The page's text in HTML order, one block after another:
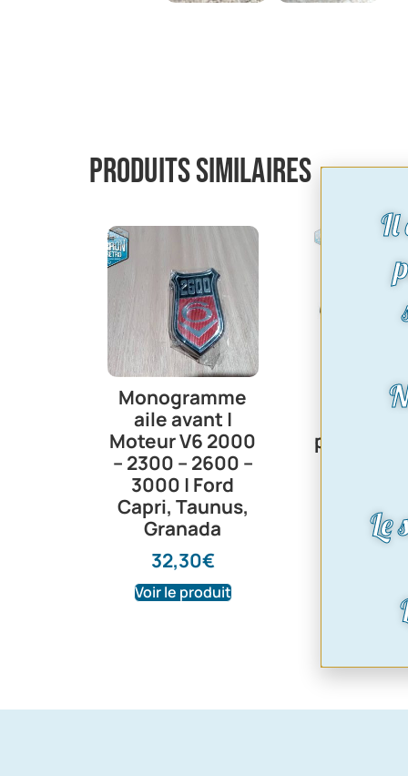
Produits similaires
Monogramme
aile avant |
Moteur V6 2000
– 2300 – 2600 –
3000 | Ford
Capri, Taunus,
Granada
32,30€
Voir le produit
porte –
9,72
Il
Le